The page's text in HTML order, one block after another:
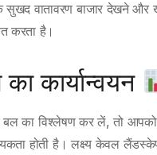
वातावरण बाजार देखने और
करता है।
कार्यान्वयन
का विश्लेषण कर लें, तो आपको
होती है। लक्ष्य केवल